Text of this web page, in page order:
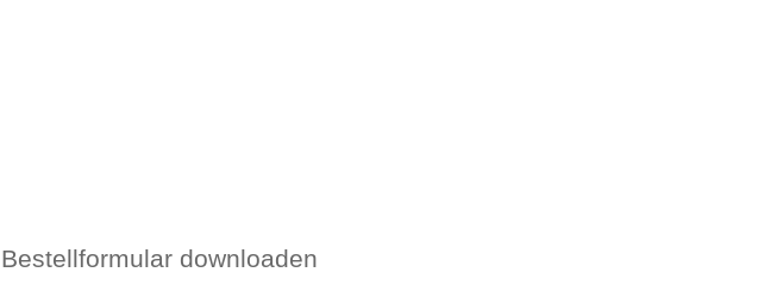
Bestellformular downloaden